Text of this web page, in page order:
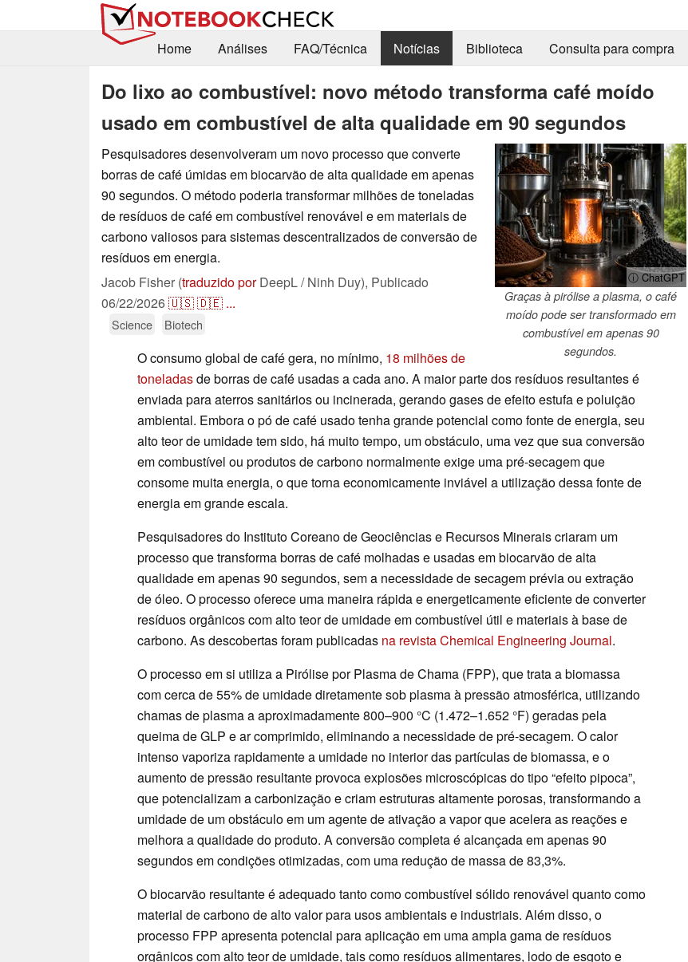
Home
Análises FAQ/Técnica Notícias Biblioteca Consulta para compra
Do lixo ao combustível: novo método transforma café moído
usado em combustível de alta qualidade em 90 segundos
ⓘ ChatGPT
Graças à pirólise a plasma, o café
moído pode ser transformado em
combustível em apenas 90
segundos.
Pesquisadores desenvolveram um novo processo que converte
borras de café úmidas em biocarvão de alta qualidade em apenas
90 segundos. O método poderia transformar milhões de toneladas
de resíduos de café em combustível renovável e em materiais de
carbono valiosos para sistemas descentralizados de conversão de
resíduos em energia.
Jacob Fisher (traduzido porDeepL / Ninh Duy), Publicado
06/22/2026🇺🇸🇩🇪 ...
Science Biotech
O consumo global de café gera, no mínimo, 18 milhões de
toneladasde borras de café usadas a cada ano. A maior parte dos resíduos resultantes é
enviada para aterros sanitários ou incinerada, gerando gases de efeito estufa e poluição
ambiental. Embora o pó de café usado tenha grande potencial como fonte de energia, seu
alto teor de umidade tem sido, há muito tempo, um obstáculo, uma vez que sua conversão
em combustível ou produtos de carbono normalmente exige uma pré-secagem que
consome muita energia, o que torna economicamente inviável a utilização dessa fonte de
energia em grande escala.
Pesquisadores do Instituto Coreano de Geociências e Recursos Minerais criaram um
processo que transforma borras de café molhadas e usadas em biocarvão de alta
qualidade em apenas 90 segundos, sem a necessidade de secagem prévia ou extração
de óleo. O processo oferece uma maneira rápida e energeticamente eficiente de converter
resíduos orgânicos com alto teor de umidade em combustível útil e materiais à base de
carbono. As descobertas foram publicadas na revista Chemical Engineering Journal.
O processo em si utiliza a Pirólise por Plasma de Chama (FPP), que trata a biomassa
com cerca de 55% de umidade diretamente sob plasma à pressão atmosférica, utilizando
chamas de plasma a aproximadamente 800–900 °C (1.472–1.652 °F) geradas pela
queima de GLP e ar comprimido, eliminando a necessidade de pré-secagem. O calor
intenso vaporiza rapidamente a umidade no interior das partículas de biomassa, e o
aumento de pressão resultante provoca explosões microscópicas do tipo “efeito pipoca”,
que potencializam a carbonização e criam estruturas altamente porosas, transformando a
umidade de um obstáculo em um agente de ativação a vapor que acelera as reações e
melhora a qualidade do produto. A conversão completa é alcançada em apenas 90
segundos em condições otimizadas, com uma redução de massa de 83,3%.
O biocarvão resultante é adequado tanto como combustível sólido renovável quanto como
material de carbono de alto valor para usos ambientais e industriais. Além disso, o
processo FPP apresenta potencial para aplicação em uma ampla gama de resíduos
orgânicos com alto teor de umidade, tais como resíduos alimentares, lodo de esgoto e